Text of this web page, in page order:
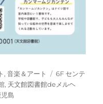
,音楽＆アート
タ
グ
6F センテ
, 天文館図書館deメルヘ
児島